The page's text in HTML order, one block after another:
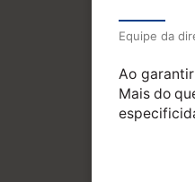
Equipe da
Ao
Mais do